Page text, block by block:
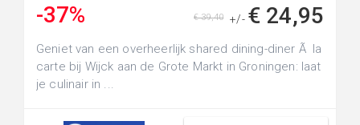
-37% +/- € 24,95
€ 39,40
Geniet van een overheerlijk shared dining-diner Ã la
carte bij Wijck aan de Grote Markt in Groningen: laat
je culinair in ...